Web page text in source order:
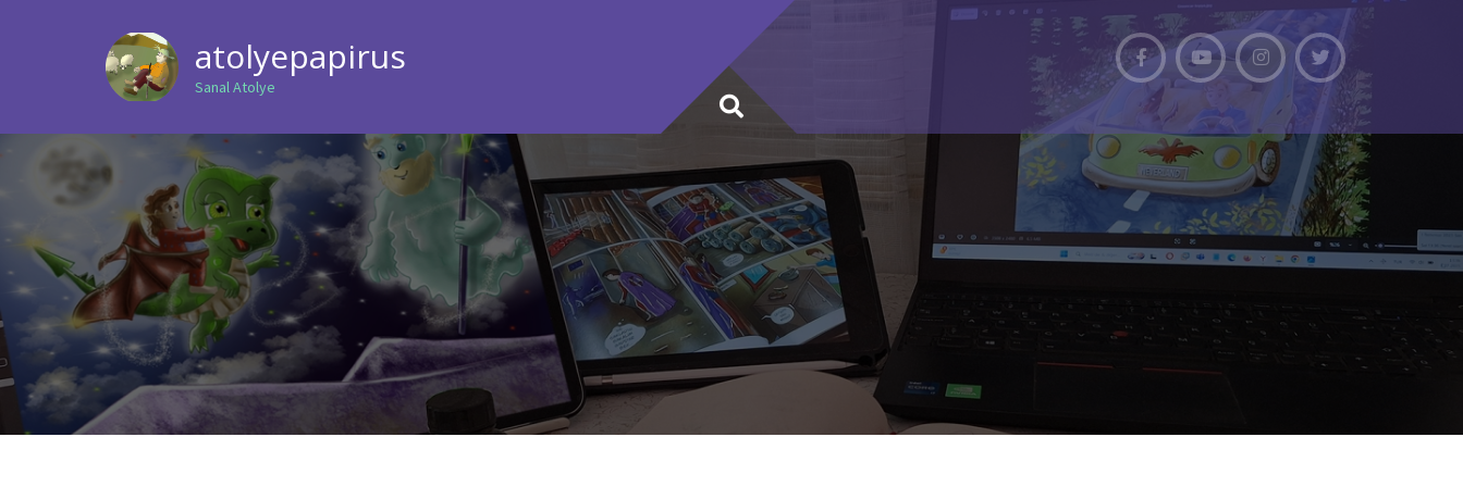
atolyepapirus
Sanal Atolye